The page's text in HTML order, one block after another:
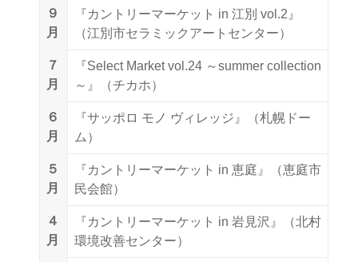
９
月
『カントリーマーケット in 江別 vol.2』
（江別市セラミックアートセンター）
７
月
『Select Market vol.24 ～summer collection
～』（チカホ）
６
月
『サッポロ モノ ヴィレッジ』（札幌ドー
ム）
５
月
『カントリーマーケット in 恵庭』（恵庭市
民会館）
４
月
『カントリーマーケット in 岩見沢』（北村
環境改善センター）